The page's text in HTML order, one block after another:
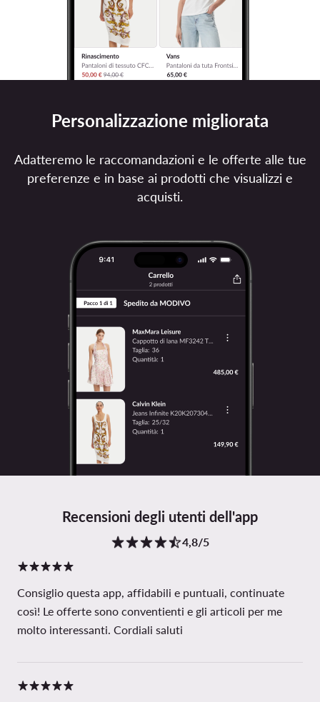
Recensioni degli utenti dell'app
4,8/5
Consiglio questa app, affidabili e puntuali, continuate
così! Le offerte sono conventienti e gli articoli per me
molto interessanti. Cordiali saluti
Personalizzazione migliorata
Adatteremo le raccomandazioni e le offerte alle tue
preferenze e in base ai prodotti che visualizzi e
acquisti.